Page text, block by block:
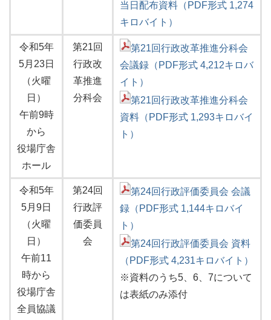
当日配布資料（PDF形式 1,274
キロバイト）
令和5年
5月23日
（火曜
日）
午前9時
から
役場庁舎
ホール
第21回
行政改
革推進
分科会
第21回行政改革推進分科会
会議録（PDF形式 4,212キロバ
イト）
第21回行政改革推進分科会
資料（PDF形式 1,293キロバイ
ト）
令和5年
5月9日
（火曜
日）
午前11
時から
役場庁舎
全員協議
第24回
行政評
価委員
会
第24回行政評価委員会 会議
録（PDF形式 1,144キロバイ
ト）
第24回行政評価委員会 資料
（PDF形式 4,231キロバイト）
※資料のうち5、6、7について
は表紙のみ添付